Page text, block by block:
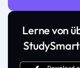
Lerne von